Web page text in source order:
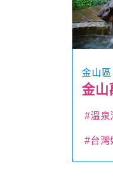
金山區
金山
#溫泉
#台灣